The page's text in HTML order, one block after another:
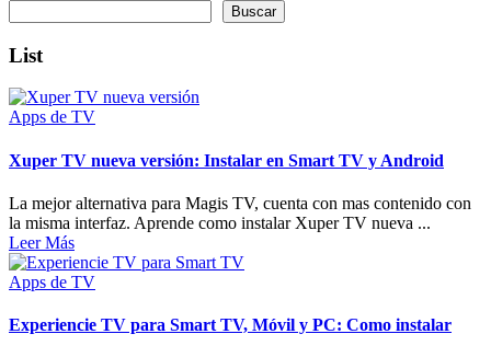
Buscar
List
Apps de TV
Xuper TV nueva versión: Instalar en Smart TV y Android
La mejor alternativa para Magis TV, cuenta con mas contenido con
la misma interfaz. Aprende como instalar Xuper TV nueva ...
Leer Más
Apps de TV
Experiencie TV para Smart TV, Móvil y PC: Como instalar